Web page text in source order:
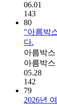
06.01
143
80
"아름박
다.
아름박스
아름박스
05.28
142
79
2026년